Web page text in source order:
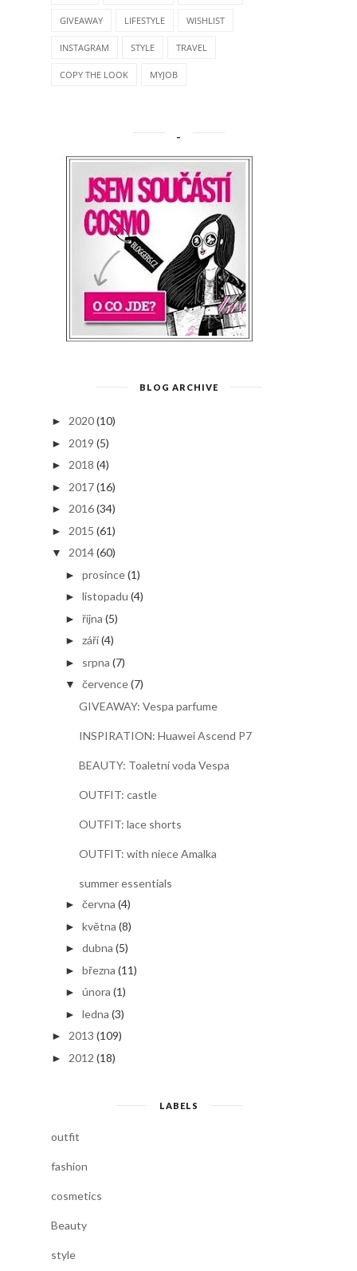
GIVEAWAY LIFESTYLE WISHLIST
INSTAGRAM STYLE TRAVEL
COPY THE LOOK MYJOB
BLOG ARCHIVE
► 2020(10)
► 2019 (5)
► 2018 (4)
► 2017(16)
► 2016(34)
► 2015 (61)
▼ 2014(60)
► prosince(1)
► listopadu (4)
► října (5)
► září(4)
► srpna (7)
▼ července(7)
GIVEAWAY: Vespa parfume
INSPIRATION: Huawei Ascend P7
BEAUTY: Toaletní voda Vespa
OUTFIT: castle
OUTFIT: lace shorts
OUTFIT: with niece Amalka
summer essentials
► června (4)
► května (8)
► dubna (5)
► března (11)
► února (1)
► ledna (3)
► 2013 (109)
► 2012 (18)
LABELS
outfit
fashion
cosmetics
Beauty
style